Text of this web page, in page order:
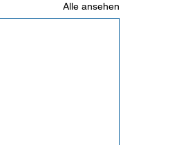
Alle ansehen